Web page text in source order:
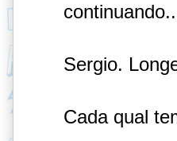
Sergio.
Cada qual